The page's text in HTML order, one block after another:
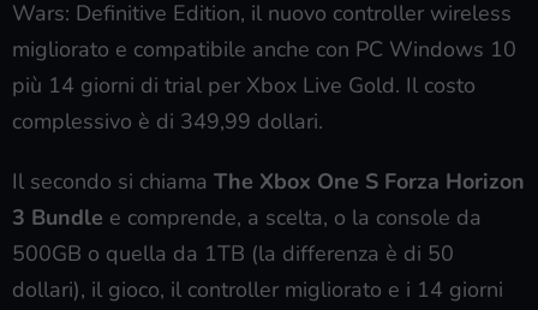
Wars: Definitive Edition, il nuovo controller wireless
migliorato e compatibile anche con PC Windows 10
più 14 giorni di trial per Xbox Live Gold. Il costo
complessivo è di 349,99 dollari.
Il secondo si chiama The Xbox One S Forza Horizon
3 Bundle e comprende, a scelta, o la console da
500GB o quella da 1TB (la differenza è di 50
dollari), il gioco, il controller migliorato e i 14 giorni